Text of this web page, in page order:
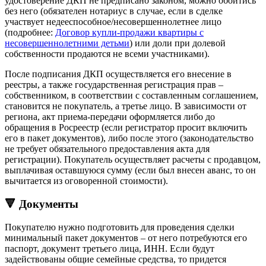
без него (обязателен нотариус в случае, если в сделке
участвует недееспособное/несовершеннолетнее лицо
(подробнее: Договор купли-продажи квартиры с
несовершеннолетними детьми) или доли при долевой
собственности продаются не всеми участниками).
После подписания ДКП осуществляется его внесение в
реестры, а также государственная регистрация прав –
собственником, в соответствии с составленным соглашением,
становится не покупатель, а третье лицо. В зависимости от
региона, акт приема-передачи оформляется либо до
обращения в Росреестр (если регистратор просит включить
его в пакет документов), либо после этого (законодательство
не требует обязательного предоставления акта для
регистрации). Покупатель осуществляет расчеты с продавцом,
выплачивая оставшуюся сумму (если был внесен аванс, то он
вычитается из оговоренной стоимости).
🔻 Документы
Покупателю нужно подготовить для проведения сделки
минимальный пакет документов – от него потребуются его
паспорт, документ третьего лица, ИНН. Если будут
задействованы общие семейные средства, то придется